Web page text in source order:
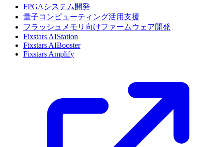
FPGAシステム開発
量子コンピューティング活用支援
フラッシュメモリ向けファームウェア開発
Fixstars AIStation
Fixstars AIBooster
Fixstars Amplify